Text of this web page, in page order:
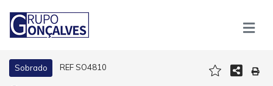
Sobrado REF SO4810